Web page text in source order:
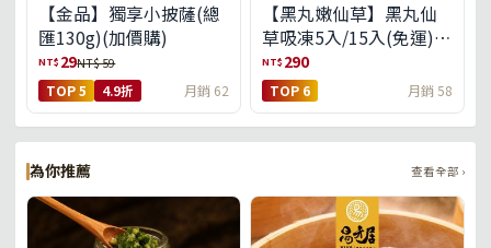
【金品】獨享小披薩(總
匯130g)(加價購)
NT$ 29NT$ 59
TOP 5 4.9折 月銷 62
【黑丸嫩仙草】黑丸仙
草吸凍5入/15入(免運)
(預購中8/14出貨)
NT$ 290
TOP 6 月銷 58
為你推薦 查看全部 ›